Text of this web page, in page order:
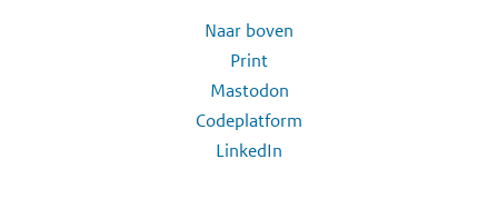
Naar boven
Print
Mastodon
Codeplatform
LinkedIn